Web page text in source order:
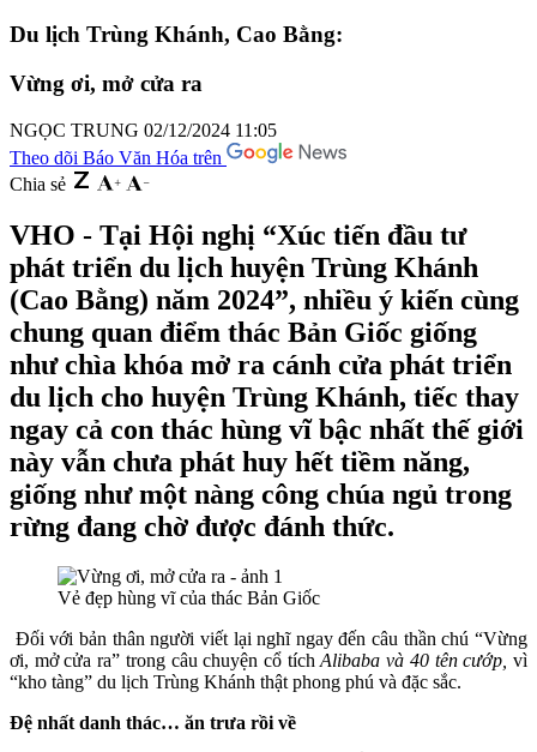
Du lịch Trùng Khánh, Cao Bằng:
Vừng ơi, mở cửa ra
NGỌC TRUNG 02/12/2024 11:05
Theo dõi Báo Văn Hóa trên
Chia sẻ
VHO - Tại Hội nghị “Xúc tiến đầu tư
phát triển du lịch huyện Trùng Khánh
(Cao Bằng) năm 2024”, nhiều ý kiến cùng
chung quan điểm thác Bản Giốc giống
như chìa khóa mở ra cánh cửa phát triển
du lịch cho huyện Trùng Khánh, tiếc thay
ngay cả con thác hùng vĩ bậc nhất thế giới
này vẫn chưa phát huy hết tiềm năng,
giống như một nàng công chúa ngủ trong
rừng đang chờ được đánh thức.
Vẻ đẹp hùng vĩ của thác Bản Giốc
Đối với bản thân người viết lại nghĩ ngay đến câu thần chú “Vừng
ơi, mở cửa ra” trong câu chuyện cổ tíchAlibaba và 40 tên cướp,vì
“kho tàng” du lịch Trùng Khánh thật phong phú và đặc sắc.
Đệ nhất danh thác… ăn trưa rồi về